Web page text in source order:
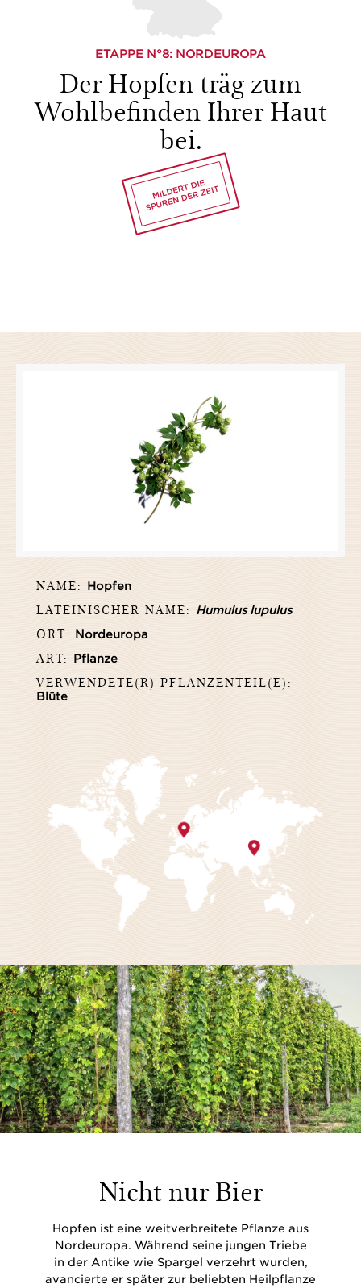
ETAPPE N°8: NORDEUROPA
Der Hopfen träg zum
Wohlbefinden Ihrer Haut
bei.
NAME: Hopfen
LATEINISCHER NAME: Humulus lupulus
ORT: Nordeuropa
ART: Pflanze
VERWENDETE(R) PFLANZENTEIL(E):
Blüte
Nicht nur Bier
Hopfen ist eine weitverbreitete Pflanze aus
Nordeuropa. Während seine jungen Triebe
in der Antike wie Spargel verzehrt wurden,
avancierte er später zur beliebten Heilpflanze